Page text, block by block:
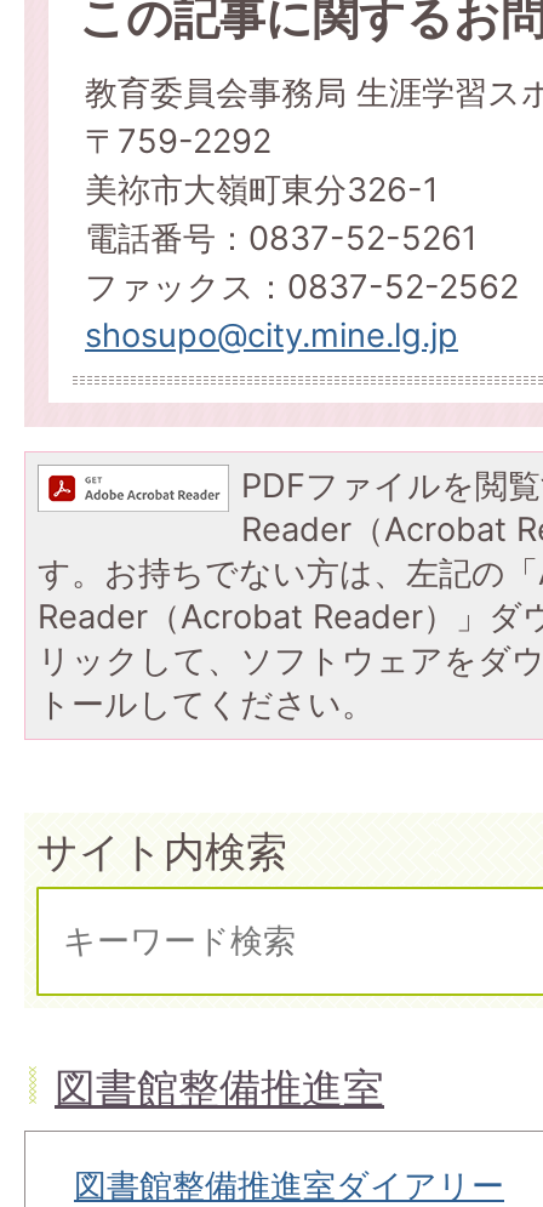
この記事に関するお
教育委員会事務局 生涯学習ス
〒759-2292
美祢市大嶺町東分326-1
電話番号：0837-52-5261
ファックス：0837-52-2562
shosupo@city.mine.lg.jp
PDFファイルを閲
Reader（Acrobat
す。お持ちでない方は、左記の
Reader（Acrobat Reader）」ダ
リックして、ソフトウェアをダ
トールしてください。
サイト内検索
図書館整備推進室
図書館整備推進室ダイアリー